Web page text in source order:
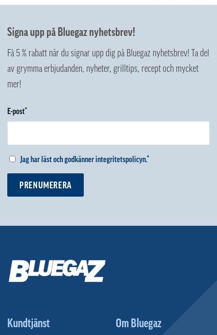
Signa upp på Bluegaz nyhetsbrev!
Få 5 % rabatt när du signar upp dig på Bluegaz nyhetsbrev! Ta del
av grymma erbjudanden, nyheter, grilltips, recept och mycket
mer!
E-post*
Jag har läst och godkänner integritetspolicyn.*
PRENUMERERA
Kundtjänst Om Bluegaz